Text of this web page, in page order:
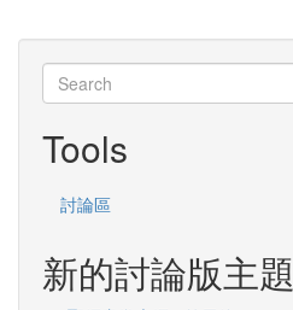
Search
Search
Tools
討論區
新的討論版主題